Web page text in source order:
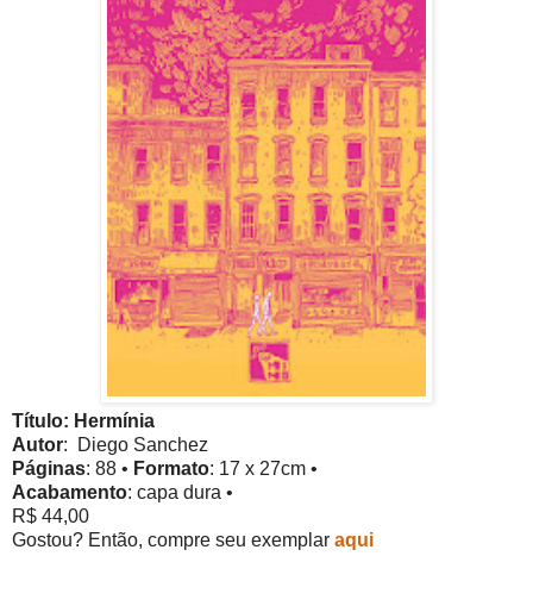
Título: Hermínia
Autor:
Diego Sanchez
Páginas: 88 • Formato: 17 x 27cm •
Acabamento: capa dura •
R$ 44,00
Gostou? Então, compre seu exemplar aqui